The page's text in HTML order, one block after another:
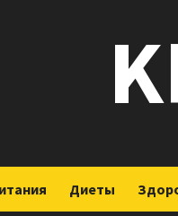
Диеты